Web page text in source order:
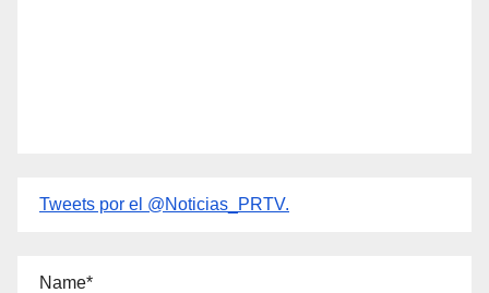
Tweets por el @Noticias_PRTV.
Name*